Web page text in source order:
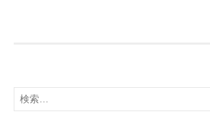
ー
シ
検
索: